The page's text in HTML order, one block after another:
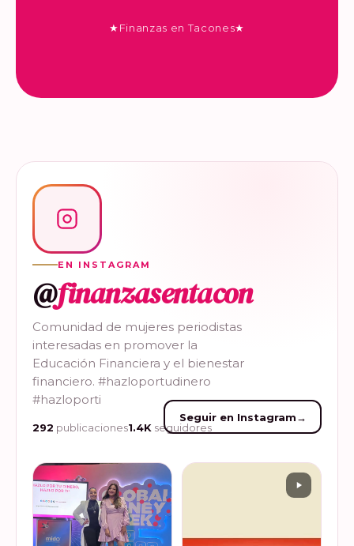
★Finanzas en Tacones★
EN INSTAGRAM
@finanzasentacon
Comunidad de mujeres periodistas
interesadas en promover la
Educación Financiera y el bienestar
financiero. #hazloportudinero
#hazloporti
292 publicaciones1.4K seguidores
Seguir en Instagram→